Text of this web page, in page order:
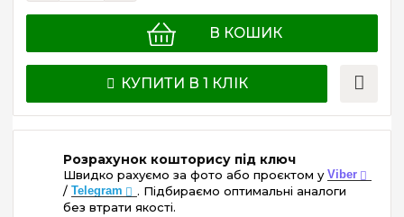
В КОШИК
КУПИТИ В 1 КЛІК
Розрахунок кошторису під ключ
Швидко рахуємо за фото або проєктом у Viber
/ Telegram
. Підбираємо оптимальні аналоги
без втрати якості.